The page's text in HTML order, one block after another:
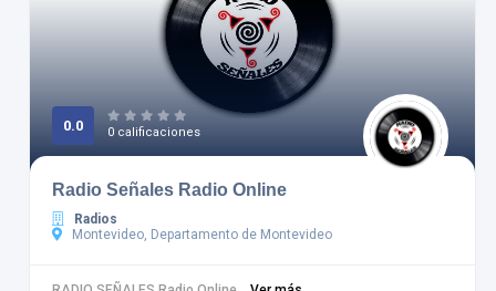
0.0 0 calificaciones
Radio Señales Radio Online
Radios
Montevideo, Departamento de Montevideo